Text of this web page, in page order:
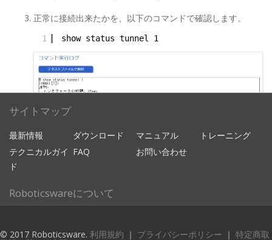
正常に接続出来たかを、以下のコマンドで確認します。
1 show status tunnel 1
サイトマップ
最新情報 ダウンロード マニュアル
トレーニング
テクニカルガイ
ド
FAQ お問い合わせ
Roboticswareについて
© 2017 Roboticsware. 利用規約 ｜ プライバシーポリシー ｜ 特定商取